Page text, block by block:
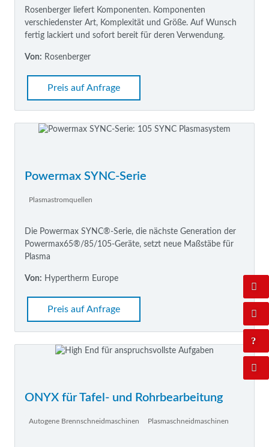
Rosenberger liefert Komponenten. Komponenten
verschiedenster Art, Komplexität und Größe. Auf Wunsch
fertig lackiert und sofort bereit für deren Verwendung.
Von: Rosenberger
Preis auf Anfrage
Powermax SYNC-Serie
Plasmastromquellen
Die Powermax SYNC®-Serie, die nächste Generation der
Powermax65®/85/105-Geräte, setzt neue Maßstäbe für
Plasma
Von: Hypertherm Europe
Preis auf Anfrage
ONYX für Tafel- und Rohrbearbeitung
Autogene Brennschneidmaschinen Plasmaschneidmaschinen